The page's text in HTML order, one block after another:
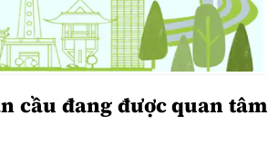
phá
giao thông
cầu đang được quan tâm